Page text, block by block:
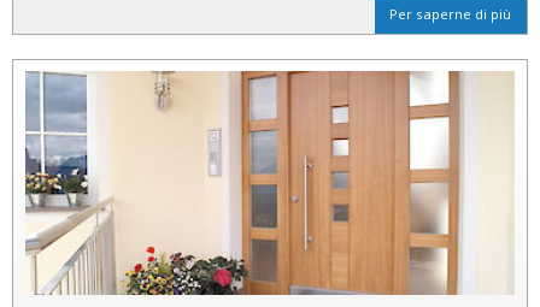
Per saperne di più